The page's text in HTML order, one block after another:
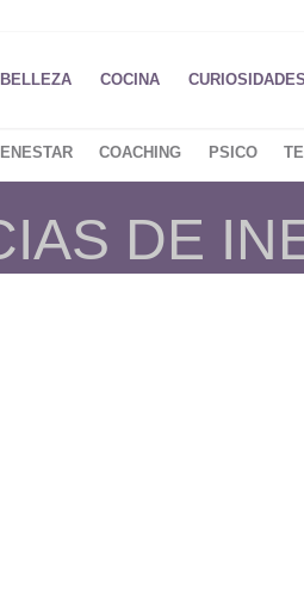
BELLEZA COCINA CURIOSIDADES
COACHING PSICO
DE